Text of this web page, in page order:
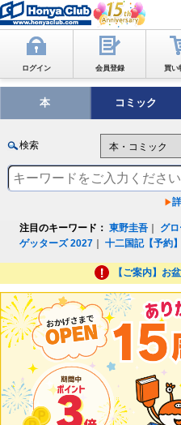
ログイン 会員登録 買い
本 コミック
検索
注目のキーワード： 東野圭吾 グ
ゲッターズ 2027 ｜十二国記【予約】
【ご案内】お